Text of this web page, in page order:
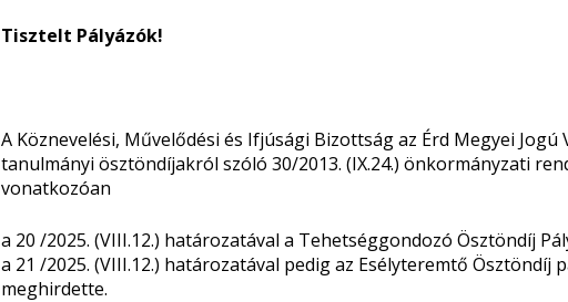
Tisztelt Pályázók!
A Köznevelési, Művelődési és Ifjúsági Bizottság az Érd Megyei
tanulmányi ösztöndíjakról szóló 30/2013. (IX.24.) önkormányzati
vonatkozóan
a 20 /2025. (VIII.12.) határozatával a Tehetséggondozó Ösztöndíj
a 21 /2025. (VIII.12.) határozatával pedig az Esélyteremtő Ösztöndíj
meghirdette.